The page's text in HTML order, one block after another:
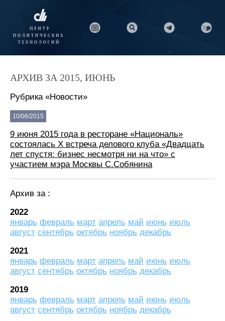
АРХИВ ЗА 2015, ИЮНЬ
Рубрика «Новости»
10/06/2015
9 июня 2015 года в ресторане «Националь»
состоялась X встреча делового клуба «Двадцать
лет спустя: бизнес несмотря ни на что» с
участием мэра Москвы С.Собянина
Архив за :
2022
январь февраль март апрель май июнь июль
август сентябрь октябрь ноябрь декабрь
2021
январь февраль март апрель май июнь июль
август сентябрь октябрь ноябрь декабрь
2019
январь февраль март апрель май июнь июль
август сентябрь октябрь ноябрь декабрь